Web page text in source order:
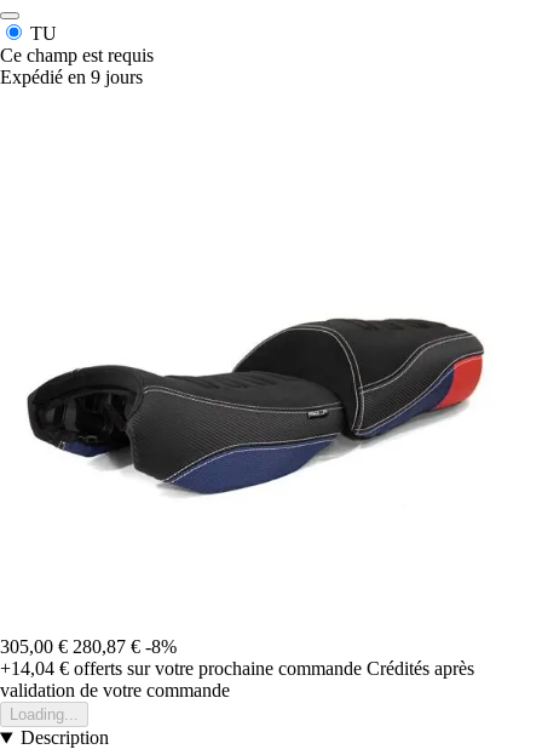
TU
Ce champ est requis
Expédié en 9 jours
305,00 € 280,87 € -8%
+14,04 € offerts sur votre prochaine commande Crédités après
validation de votre commande
Loading...
Description